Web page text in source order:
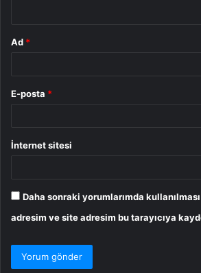
Ad *
E-posta *
İnternet sitesi
Daha sonraki yorumlarımda
adresim ve site adresim bu tarayıcıya